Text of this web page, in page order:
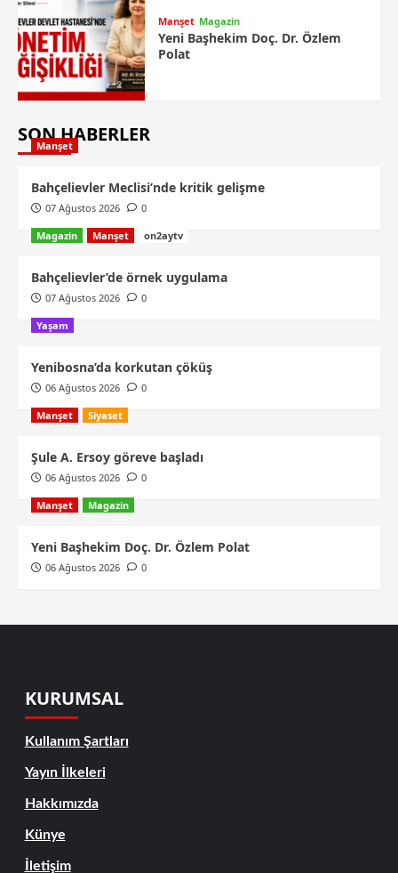
Manşet Magazin
Yeni Başhekim Doç. Dr. Özlem
Polat
SON HABERLER
Manşet
Bahçelievler Meclisi’nde kritik gelişme
07 Ağustos 2026 0
Magazin Manşet on2aytv
Bahçelievler’de örnek uygulama
07 Ağustos 2026 0
Yaşam
Yenibosna’da korkutan çöküş
06 Ağustos 2026 0
Manşet Siyaset
Şule A. Ersoy göreve başladı
06 Ağustos 2026 0
Manşet Magazin
Yeni Başhekim Doç. Dr. Özlem Polat
06 Ağustos 2026 0
KURUMSAL
Kullanım Şartları
Yayın İlkeleri
Hakkımızda
Künye
İletişim